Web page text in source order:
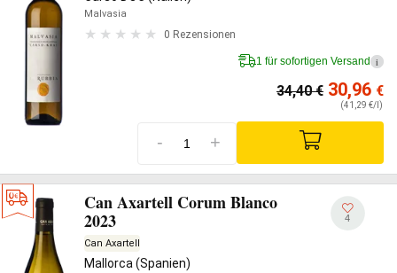
Malvasia
0 Rezensionen
1 für sofortigen Versand i
34,40€ 30,96 €
(41,29 €/l)
- +
Can Axartell Corum Blanco
2023
Can Axartell
Mallorca (Spanien)
4